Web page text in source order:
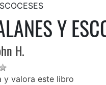
Y
H.
y valora este libro